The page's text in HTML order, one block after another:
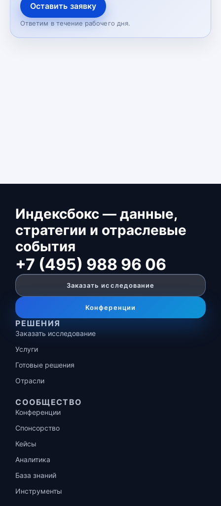
Оставить заявку
Ответим в течение рабочего дня.
Индексбокс — данные,
стратегии и отраслевые
события
+7 (495) 988 96 06
Заказать исследование
Конференции
РЕШЕНИЯ
Заказать исследование
Услуги
Готовые решения
Отрасли
СООБЩЕСТВО
Конференции
Спонсорство
Кейсы
Аналитика
База знаний
Инструменты